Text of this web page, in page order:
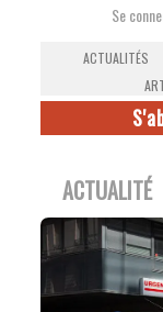
Se
ACTUALITÉS
ACTUALITÉ